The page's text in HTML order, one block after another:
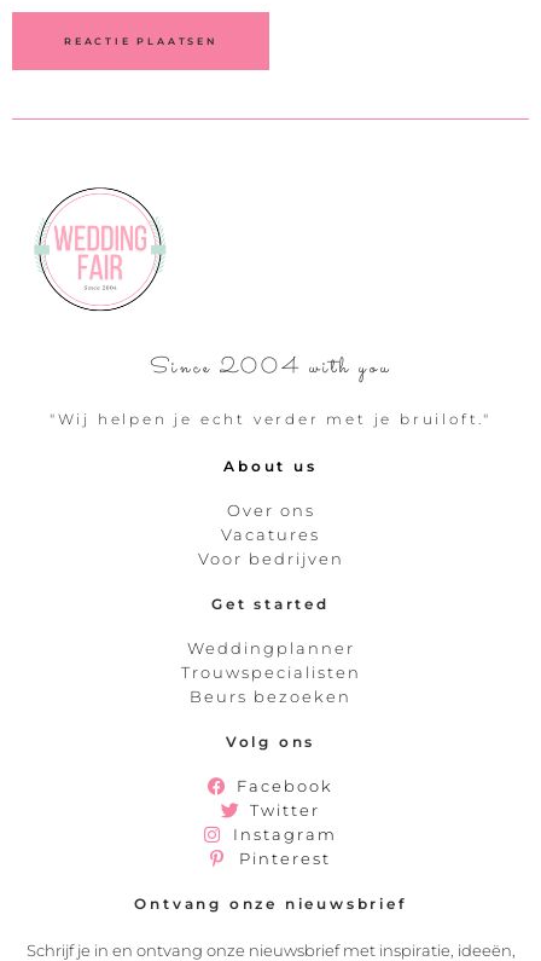
Since 2004 with you
"Wij helpen je echt verder met je bruiloft."
About us
Over ons
Vacatures
Voor bedrijven
Get started
Weddingplanner
Trouwspecialisten
Beurs bezoeken
Volg ons
Facebook
Twitter
Instagram
Pinterest
Ontvang onze nieuwsbrief
Schrijf je in en ontvang onze nieuwsbrief met inspiratie, ideeën,